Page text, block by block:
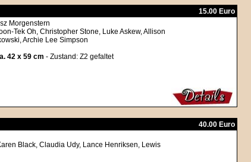
15.00 Euro
Morgenstern
Tek Oh, Christopher Stone, Luke Askew, Allison
Archie Lee Simpson
42 x 59 cm - Zustand: Z2 gefaltet
40.00 Euro
Black, Claudia Udy, Lance Henriksen, Lewis